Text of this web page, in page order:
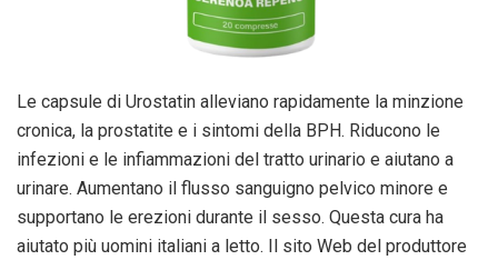
Le capsule di Urostatin alleviano rapidamente la minzione
cronica, la prostatite e i sintomi della BPH. Riducono le
infezioni e le infiammazioni del tratto urinario e aiutano a
urinare. Aumentano il flusso sanguigno pelvico minore e
supportano le erezioni durante il sesso. Questa cura ha
aiutato più uomini italiani a letto. Il sito Web del produttore